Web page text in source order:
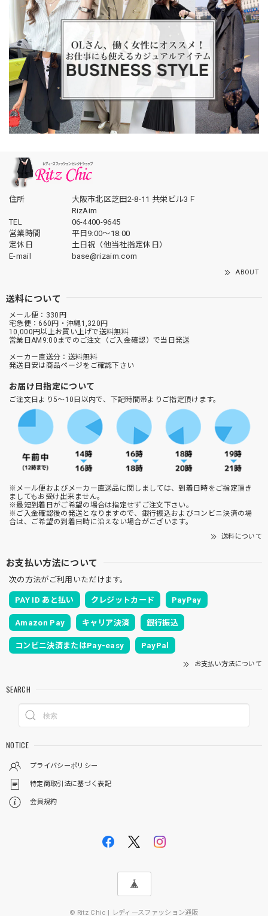
住所
大阪市北区芝田2-8-11 共栄ビル3Ｆ
RizAim
TEL
06-4400-9645
営業時間
平日9:00～18:00
定休日
土日祝（他当社指定休日）
E-mail
base@rizaim.com
ABOUT
送料について
メール便：330円
宅急便：660円・沖縄1,320円
10,000円以上お買い上げで送料無料
営業日AM9:00までのご注文（ご入金確認）で当日発送
メーカー直送分：送料無料
発送目安は商品ページをご確認下さい
お届け日指定について
ご注文日より5～10日以内で、下記時間帯よりご指定頂けます。
※メール便およびメーカー直送品に関しましては、到着日時をご指定頂き
ましてもお受け出来ません。
※最短到着日がご希望の場合は指定せずご注文下さい。
※ご入金確認後の発送となりますので、銀行振込およびコンビニ決済の場
合は、ご希望の到着日時に沿えない場合がございます。
送料について
お支払い方法について
次の方法がご利用いただけます。
PAY ID あと払い クレジットカード PayPay
Amazon Pay キャリア決済 銀行振込
コンビニ決済またはPay-easy PayPal
お支払い方法について
SEARCH
NOTICE
プライバシーポリシー
特定商取引法に基づく表記
会員規約
© Ritz Chic | レディースファッション通販